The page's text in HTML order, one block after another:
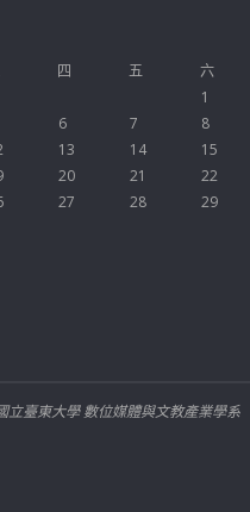
四 五 六
1
6 7 8
13 14 15
20 21 22
27 28 29
立臺東大學 數位媒體與文教產業學系